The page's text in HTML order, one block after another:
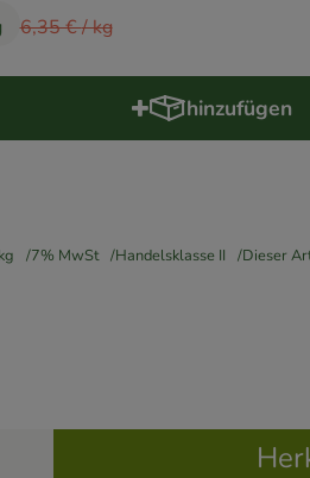
Alter Preis:
6,35 €/ kg
hinzufügen
Produkt
7% MwSt Handelsklasse II Dieser